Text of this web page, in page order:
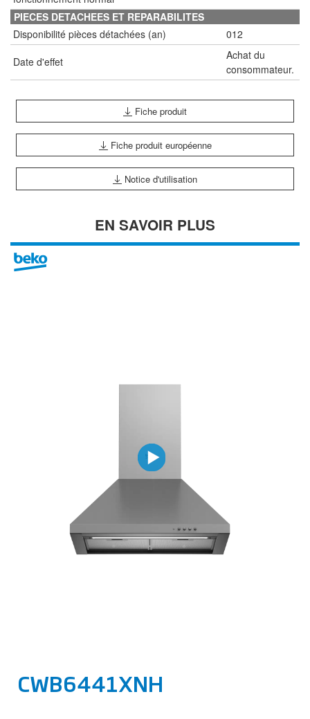
PIECES DETACHEES ET REPARABILITES
Disponibilité pièces détachées (an)
012
Date d'effet
Achat du
consommateur.
Fiche produit
Fiche produit européenne
Notice d'utilisation
EN SAVOIR PLUS
CWB6441XNH